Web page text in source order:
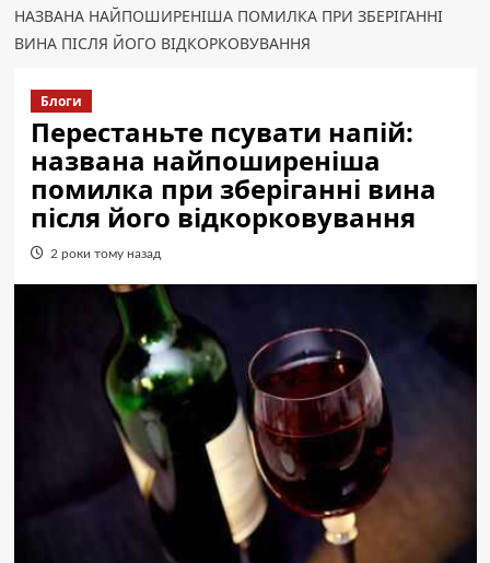
НАЗВАНА НАЙПОШИРЕНІША ПОМИЛКА ПРИ ЗБЕРІГАННІ
ВИНА ПІСЛЯ ЙОГО ВІДКОРКОВУВАННЯ
Блоги
Перестаньте псувати напій:
названа найпоширеніша
помилка при зберіганні вина
після його відкорковування
2 роки тому назад